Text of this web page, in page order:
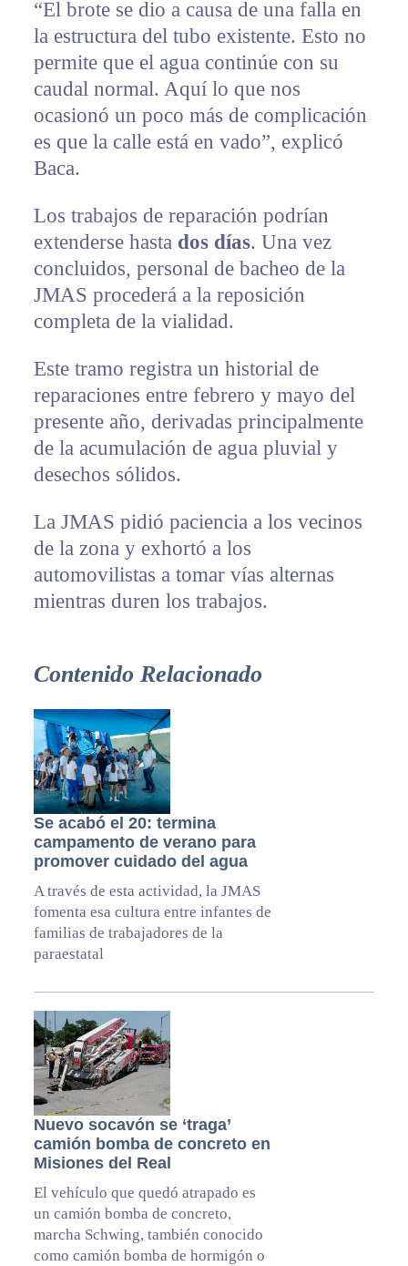
“El brote se dio a causa de una falla en
la estructura del tubo existente. Esto no
permite que el agua continúe con su
caudal normal. Aquí lo que nos
ocasionó un poco más de complicación
es que la calle está en vado”, explicó
Baca.
Los trabajos de reparación podrían
extenderse hasta dos días. Una vez
concluidos, personal de bacheo de la
JMAS procederá a la reposición
completa de la vialidad.
Este tramo registra un historial de
reparaciones entre febrero y mayo del
presente año, derivadas principalmente
de la acumulación de agua pluvial y
desechos sólidos.
La JMAS pidió paciencia a los vecinos
de la zona y exhortó a los
automovilistas a tomar vías alternas
mientras duren los trabajos.
Contenido Relacionado
Se acabó el 20: termina
campamento de verano para
promover cuidado del agua
A través de esta actividad, la JMAS
fomenta esa cultura entre infantes de
familias de trabajadores de la
paraestatal
Nuevo socavón se ‘traga’
camión bomba de concreto en
Misiones del Real
El vehículo que quedó atrapado es
un camión bomba de concreto,
marcha Schwing, también conocido
como camión bomba de hormigón o